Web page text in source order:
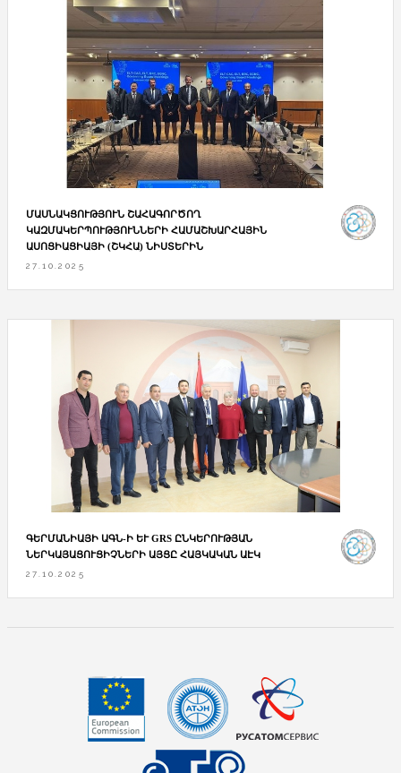
ՄԱՍՆԱԿՑՈՒԹՅՈՒՆ ՇԱՀԱԳՈՐԾՈՂ
ԿԱԶՄԱԿԵՐՊՈՒԹՅՈՒՆՆԵՐԻ ՀԱՄԱՇԽԱՐՀԱՅԻՆ
ԱՍՈՑԻԱՑԻԱՅԻ (ՇԿՀԱ) ՆԻՍՏԵՐԻՆ
27.10.2025
ԳԵՐՄԱՆԻԱՅԻ ԱԳՆ-Ի ԵՒ GRS ԸՆԿԵՐՈՒԹՅԱՆ Ն
ԵՐԿԱՅԱՑՈՒՑԻՉՆԵՐԻ ԱՅՑԸ ՀԱՅԿԱԿԱՆ ԱԷԿ
27.10.2025